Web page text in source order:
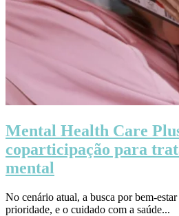
Mental Health Care
coparticipação para
mental
No cenário atual, a busca por bem-
prioridade, e o cuidado com a saúde...